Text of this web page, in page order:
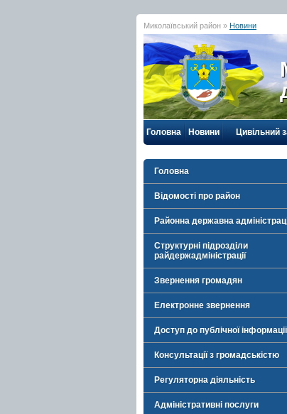
Миколаївський район » Новини
Головна Новини Цивільний
Головна
Відомості про район
Районна державна
Структурні підрозділи
райдержадміністрації
Звернення громадян
Електронне звернення
Доступ до публічної інформації
Консультації з громадськістю
Регуляторна діяльність
Адміністративні послуги